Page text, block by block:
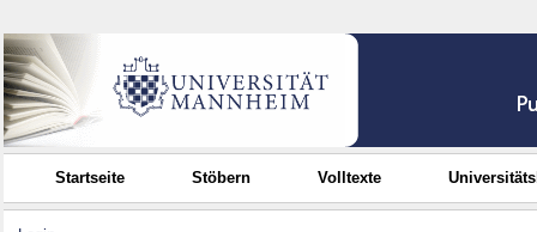
Startseite Stöbern Volltexte